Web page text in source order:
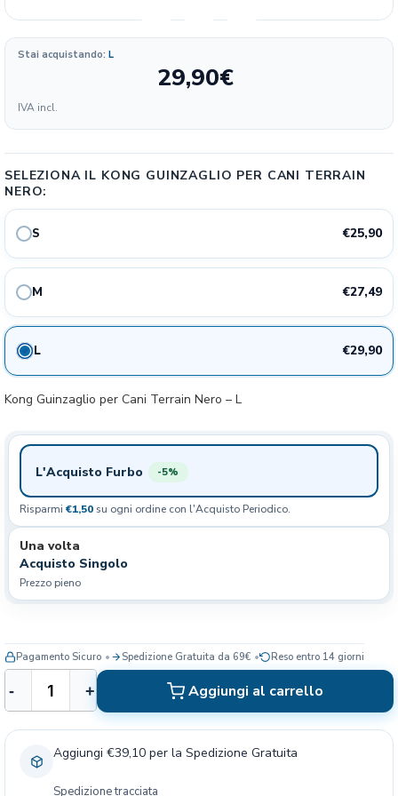
Stai acquistando: L
29,90€
IVA incl.
SELEZIONA IL KONG GUINZAGLIO PER CANI TERRAIN
NERO:
S €25,90
M €27,49
L €29,90
Formato
S
M 7% 27.49€ 137.45
€/KG
L 29.9€ 149.50
€/KG
Kong Guinzaglio per Cani Terrain Nero – L
L'Acquisto Furbo -5%
Risparmi €1,50 su ogni ordine con l'Acquisto Periodico.
Una volta
Acquisto Singolo
Prezzo pieno
o
n
G
- + Aggiungi al carrello
Pagamento Sicuro Spedizione Gratuita da 69€ Reso entro 14 giorni
Aggiungi €39,10 per la Spedizione Gratuita
Spedizione tracciata